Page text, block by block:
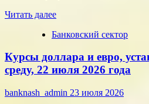
технологий
Читать далееПрочитать
о
финансы:
скорость
против
переплат
Банковский сектор
Курсы доллара и евро,
среду, 22 июля 2026 года
banknash_admin 23 июля 2026